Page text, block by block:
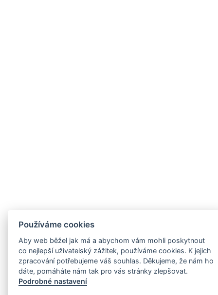
Používáme cookies
Aby web běžel jak má a abychom vám mohli poskytnout
co nejlepší uživatelský zážitek, používáme cookies. K jejich
zpracování potřebujeme váš souhlas. Děkujeme, že nám ho
dáte, pomáháte nám tak pro vás stránky zlepšovat.
Podrobné nastavení